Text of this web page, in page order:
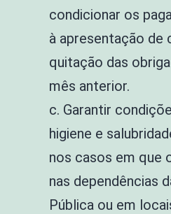
condicionar os
à apresentação de
quitação das
mês anterior.
c. Garantir
higiene e
nos casos em que
nas dependências
Pública ou em